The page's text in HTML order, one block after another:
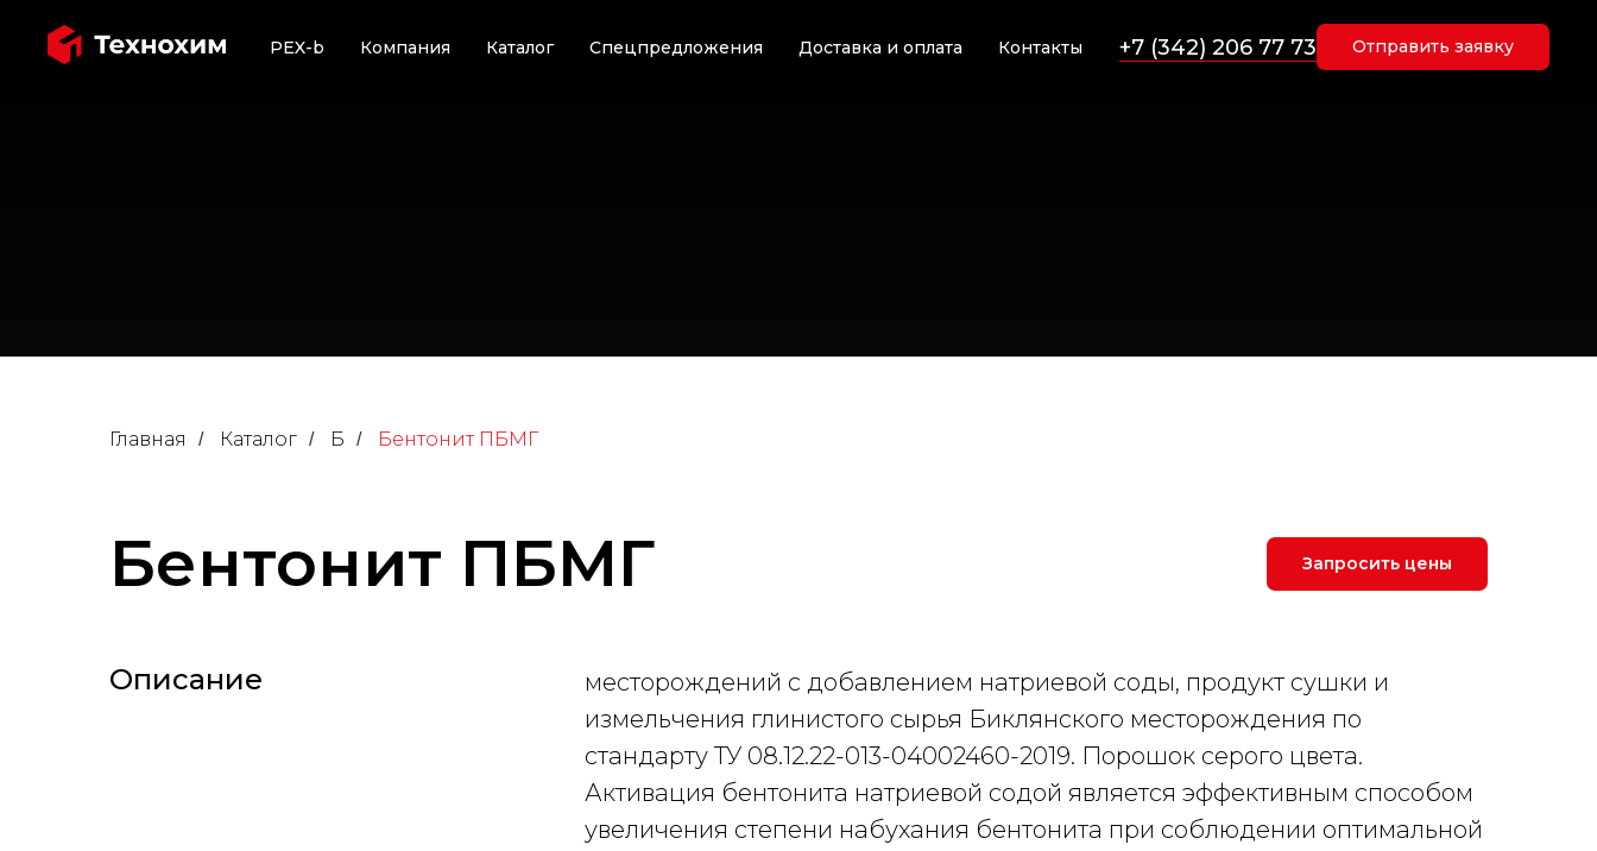
PEX-b Компания Каталог Спецпредложения Доставка и оплата Контакты +7 (342) 206 77 73 Отправить заявку
Главная / Каталог / Б / Бентонит ПБМГ
Бентонит ПБМГ Запросить цены
Описание
месторождений с добавлением натриевой соды, продукт сушки и
измельчения глинистого сырья Биклянского месторождения по
стандартуТУ 08.12.22-013-04002460-2019. Порошок серого цвета.
Активация бентонита натриевой содой является эффективным способом
увеличения степени набухания бентонита при соблюдении оптимальной